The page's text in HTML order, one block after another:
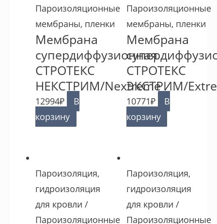
Пароизоляционные
мембраны, пленки
Мембрана
супердиффузионная
СТРОТЕКС
НЕКСТРИМ/Nextreme
12994₽
В
корзину
Пароизоляционные
мембраны, пленки
Мембрана
СТРОТЕКС
ЭКСТРИМ/
10771₽
В
корзину
Пароизоляция,
гидроизоляция
для кровли /
Пароизоляционные
Пароизоляция,
гидроизоляция
для кровли /
Пароизоляционные